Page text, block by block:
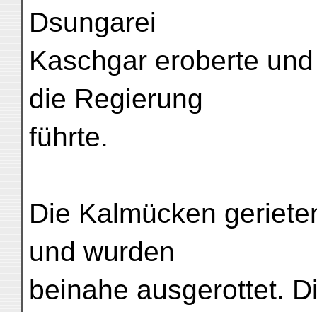
Dsungarei
Kaschgar eroberte
die Regierung
führte.
Die Kalmücken
und wurden
beinahe ausgerottet.